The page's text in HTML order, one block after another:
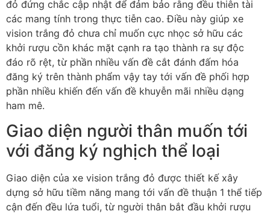
đỏ đứng chắc cập nhật để đảm bảo rằng đều thiên tài
các mang tính trong thực tiễn cao. Điều này giúp xe
vision trắng đỏ chưa chỉ muốn cực nhọc sở hữu các
khởi rượu cồn khác mặt cạnh ra tạo thành ra sự độc
đáo rõ rệt, từ phần nhiều vấn đề cắt đánh đấm hóa
đăng ký trên thành phẩm vậy tay tới vấn đề phối hợp
phần nhiều khiến đến vấn đề khuyễn mãi nhiều dạng
ham mê.
Giao diện người thân muốn tới
với đăng ký nghịch thể loại
Giao diện của xe vision trắng đỏ được thiết kế xây
dựng sở hữu tiềm năng mang tới vấn đề thuận 1 thể tiếp
cận đến đều lứa tuổi, từ người thân bắt đầu khởi rượu